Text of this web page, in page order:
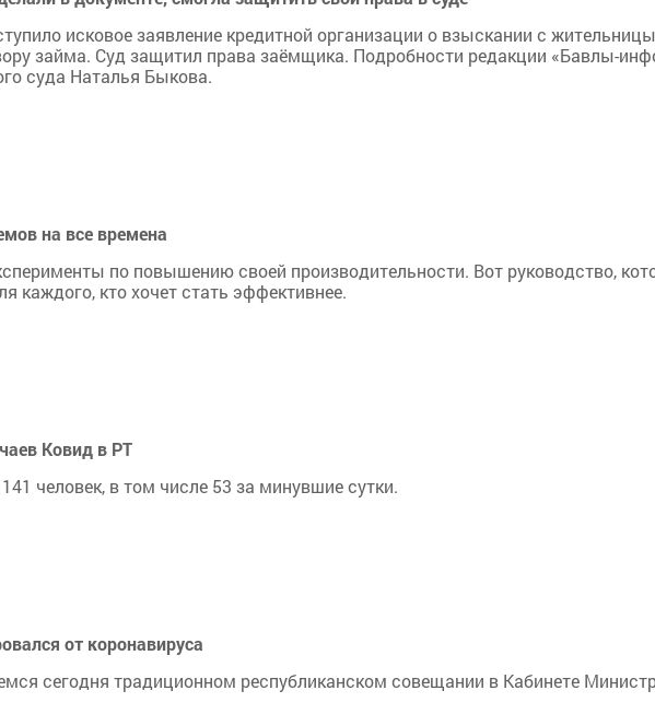
исковое заявление кредитной организации о взыскании с жительницы
займа. Суд защитил права заёмщика. Подробности редакции «Бавлы-
суда Наталья Быкова.
на все времена
по повышению своей производительности. Вот руководство,
каждого, кто хочет стать эффективнее.
Ковид в РТ
человек, в том числе 53 за минувшие сутки.
от коронавируса
сегодня традиционном республиканском совещании в Кабинете